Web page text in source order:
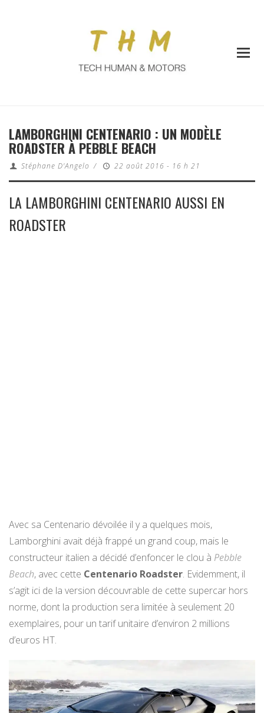
LAMBORGHINI CENTENARIO : UN MODÈLE
ROADSTER À PEBBLE BEACH
Stéphane D'Angelo / 22 août 2016 - 16 h 21
LA LAMBORGHINI CENTENARIO AUSSI EN
ROADSTER
Avec sa Centenario dévoilée il y a quelques mois,
Lamborghini avait déjà frappé un grand coup, mais le
constructeur italien a décidé d’enfoncer le clou à Pebble
Beach, avec cette Centenario Roadster. Evidemment, il
s’agit ici de la version découvrable de cette supercar hors
norme, dont la production sera limitée à seulement 20
exemplaires, pour un tarif unitaire d’environ 2 millions
d’euros HT.